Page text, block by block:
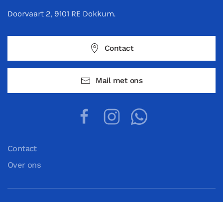
Doorvaart 2, 9101 RE Dokkum.
Contact
Mail met ons
Contact
Over ons